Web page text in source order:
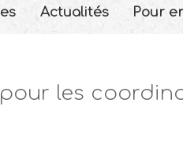
Actualités Pour
les